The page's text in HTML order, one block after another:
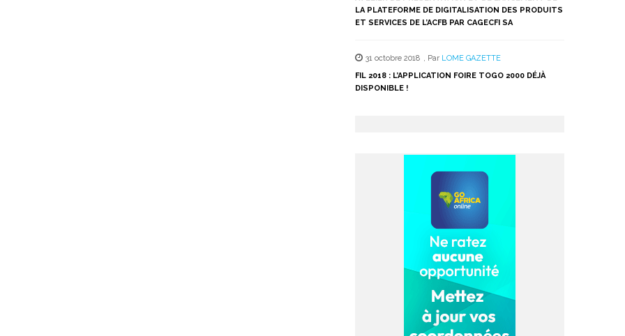
LA PLATEFORME DE DIGITALISATION DES PRODUITS
ET SERVICES DE L’ACFB PAR CAGECFI SA
31 octobre 2018 , Par LOME GAZETTE
FIL 2018 : L’APPLICATION FOIRE TOGO 2000 DÉJÀ
DISPONIBLE !